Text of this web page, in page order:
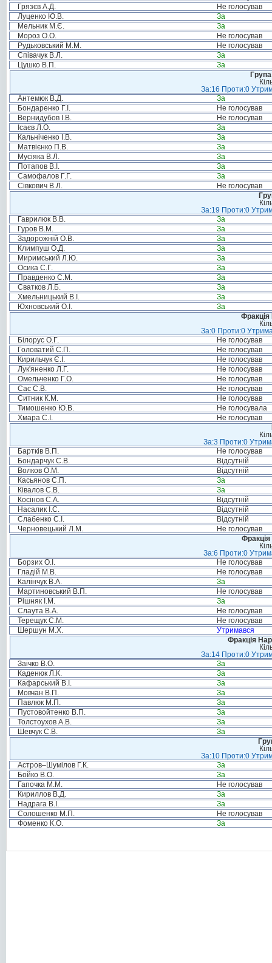
Грязєв А.Д.
Не голосував
Луценко Ю.В.
За
Мельник М.Є.
За
Мороз О.О.
Не голосував
Рудьковський М.М.
Не голосував
Співачук В.Л.
За
Цушко В.П.
За
За:16 Проти:0
Антемюк В.Д.
За
Бондаренко Г.І.
Не голосував
Вернидубов І.В.
Не голосував
Ісаєв Л.О.
За
Кальніченко І.В.
За
Матвієнко П.В.
За
Мусіяка В.Л.
За
Потапов В.І.
За
Самофалов Г.Г.
За
Сівкович В.Л.
Не голосував
За:19 Проти:0
Гаврилюк В.В.
За
Гуров В.М.
За
Задорожній О.В.
За
Климпуш О.Д.
За
Миримський Л.Ю.
За
Осика С.Г.
За
Правденко С.М.
За
Сватков Л.Б.
За
Хмельницький В.І.
За
Юхновський О.І.
За
За:0 Проти:0
Білорус О.Г.
Не голосував
Головатий С.П.
Не голосував
Кирильчук Є.І.
Не голосував
Лук'яненко Л.Г.
Не голосував
Омельченко Г.О.
Не голосував
Сас С.В.
Не голосував
Ситник К.М.
Не голосував
Тимошенко Ю.В.
Не голосувала
Хмара С.І.
Не голосував
За:3 Проти:0
Бартків В.П.
Не голосував
Бондарчук С.В.
Відсутній
Волков О.М.
Відсутній
Касьянов С.П.
За
Ківалов С.В.
За
Косінов С.А.
Відсутній
Насалик І.С.
Відсутній
Слабенко С.І.
Відсутній
Черновецький Л.М.
Не голосував
Фракція
За:6 Проти:0
Борзих О.І.
Не голосував
Гладій М.В.
Не голосував
Калінчук В.А.
За
Мартиновський В.П.
Не голосував
Рішняк І.М.
За
Слаута В.А.
Не голосував
Терещук С.М.
Не голосував
Шершун М.Х.
Утримався
Фракція
За:14 Проти:0
Заічко В.О.
За
Каденюк Л.К.
За
Кафарський В.І.
За
Мовчан В.П.
За
Павлюк М.П.
За
Пустовойтенко В.П.
За
Толстоухов А.В.
За
Шевчук С.В.
За
За:10 Проти:0
Астров–Шумілов Г.К.
За
Бойко В.О.
За
Гапочка М.М.
Не голосував
Кириллов В.Д.
За
Надрага В.І.
За
Солошенко М.П.
Не голосував
Фоменко К.О.
За